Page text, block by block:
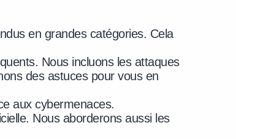
en grandes catégories. Cela
Nous incluons les attaques
des astuces pour vous en
aux cybermenaces.
Nous aborderons aussi les